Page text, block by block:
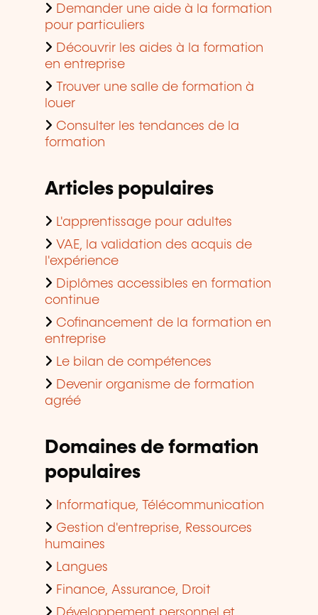
Demander une aide à la formation
pour particuliers
Découvrir les aides à la formation
en entreprise
Trouver une salle de formation à
louer
Consulter les tendances de la
formation
Articles populaires
L'apprentissage pour adultes
VAE, la validation des acquis de
l'expérience
Diplômes accessibles en formation
continue
Cofinancement de la formation en
entreprise
Le bilan de compétences
Devenir organisme de formation
agréé
Domaines de formation
populaires
Informatique, Télécommunication
Gestion d'entreprise, Ressources
humaines
Langues
Finance, Assurance, Droit